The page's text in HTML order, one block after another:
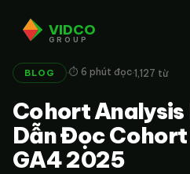
VIDCO
GROUP
BLOG ·⏱ 6 phút đọc·1,127 từ
Cohort Analysis
Dẫn Đọc
GA4 2025